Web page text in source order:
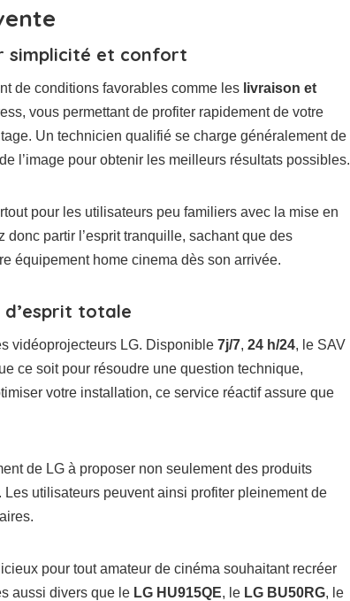
simplicité et confort
de conditions favorables comme les livraison et
vous permettant de profiter rapidement de votre
Un technicien qualifié se charge généralement de
l’image pour obtenir les meilleurs résultats possibles.
pour les utilisateurs peu familiers avec la mise en
partir l’esprit tranquille, sachant que des
équipement home cinema dès son arrivée.
totale
vidéoprojecteurs LG. Disponible 7j/7, 24 h/24, le SAV
ce soit pour résoudre une question technique,
votre installation, ce service réactif assure que
de LG à proposer non seulement des produits
utilisateurs peuvent ainsi profiter pleinement de
pour tout amateur de cinéma souhaitant recréer
aussi divers que le LG HU915QE, le LG BU50RG, le